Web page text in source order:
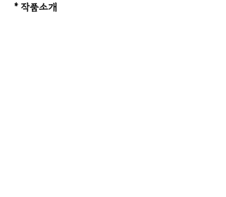
* 작품소개